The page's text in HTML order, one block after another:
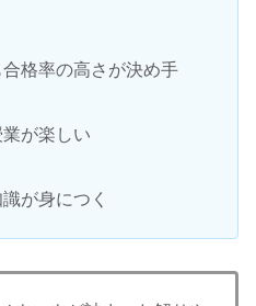
合格率の高さが決め手
業が楽しい
が身につく